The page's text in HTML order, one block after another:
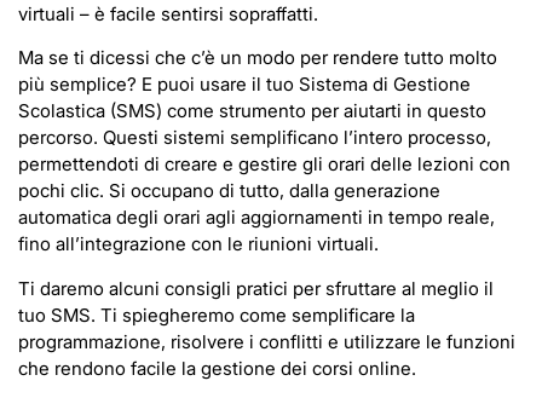
virtuali – è facile sentirsi sopraffatti.
Ma se ti dicessi che c’è un modo per rendere tutto molto
più semplice? E puoi usare il tuo Sistema di Gestione
Scolastica (SMS) come strumento per aiutarti in questo
percorso. Questi sistemi semplificano l’intero processo,
permettendoti di creare e gestire gli orari delle lezioni con
pochi clic. Si occupano di tutto, dalla generazione
automatica degli orari agli aggiornamenti in tempo reale,
fino all’integrazione con le riunioni virtuali.
Ti daremo alcuni consigli pratici per sfruttare al meglio il
tuo SMS. Ti spiegheremo come semplificare la
programmazione, risolvere i conflitti e utilizzare le funzioni
che rendono facile la gestione dei corsi online.